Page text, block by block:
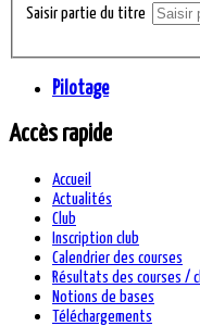
Saisir partie du titre
Pilotage
Accès rapide
Accueil
Actualités
Club
Inscription club
Calendrier des courses
Résultats des courses /
Notions de bases
Téléchargements